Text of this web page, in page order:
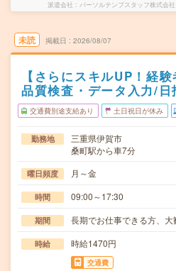
派遣会社 パーソルテンプスタッフ株式会
未読 掲載日 2026/08/07
【さらにスキルUP！経
品質検査・データ入力/日
交通費別途支給あり 土日祝日が休み
勤務地
三重県伊賀市
桑町駅から車7分
曜日頻度 月～金
時間 09:00～17:30
期間 長期でお仕事できる方、大
時給 時給1470円
交通費